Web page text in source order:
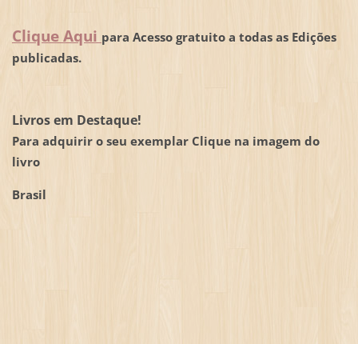
Clique Aqui para Acesso gratuito a todas as Edições
publicadas.
Livros em Destaque!
Para adquirir o seu exemplar Clique na imagem do
livro
Brasil